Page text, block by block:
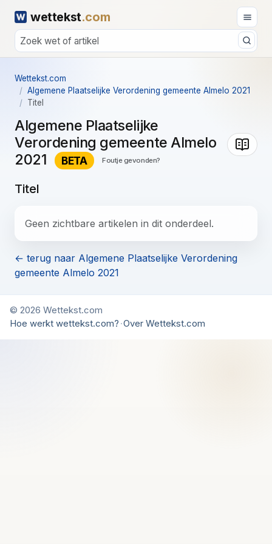
wettekst.com
Wettekst.com
Algemene Plaatselijke Verordening gemeente Almelo 2021
Titel
Algemene Plaatselijke
Verordening gemeente Almelo
2021
BETA Foutje gevonden?
Titel
Geen zichtbare artikelen in dit onderdeel.
← terug naar Algemene Plaatselijke Verordening
gemeente Almelo 2021
© 2026 Wettekst.com
Hoe werkt wettekst.com? ·Over Wettekst.com